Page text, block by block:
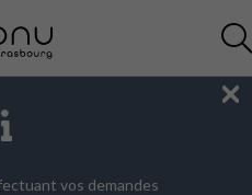
vos demandes